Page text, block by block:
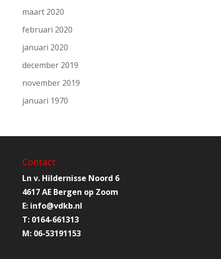
maart 2020
februari 2020
januari 2020
december 2019
november 2019
januari 1970
Contact
Ln v. Hildernisse Noord 6
4617 AE Bergen op Zoom
E: info@vdkb.nl
T: 0164-661313
M: 06-53191153